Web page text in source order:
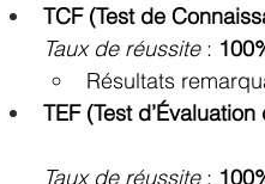
TCF (Test de
Taux de réussite :
Résultats
TEF (Test
Taux de réussite :